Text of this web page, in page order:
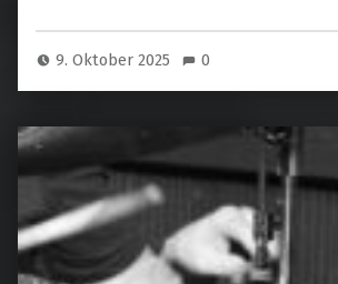
9. Oktober 2025 0